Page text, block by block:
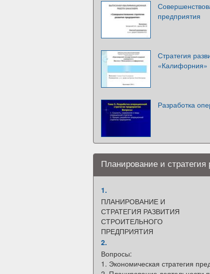
предприятия
Стратегия
«Калифорния»
Разработка
Планирование и стратегия
1.
ПЛАНИРОВАНИЕ И
СТРАТЕГИЯ РАЗВИТИЯ
СТРОИТЕЛЬНОГО
ПРЕДПРИЯТИЯ
2.
Вопросы:
1. Экономическая стратегия